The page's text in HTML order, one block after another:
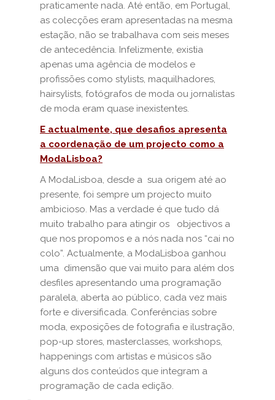
praticamente nada. Até então, em Portugal,
as colecções eram apresentadas na mesma
estação, não se trabalhava com seis meses
de antecedência. Infelizmente, existia
apenas uma agência de modelos e
profissões como stylists, maquilhadores,
hairsylists, fotógrafos de moda ou jornalistas
de moda eram quase inexistentes.
E actualmente, que desafios apresenta
a coordenação de um projecto como a
ModaLisboa?
A ModaLisboa, desde a sua origem até ao
presente, foi sempre um projecto muito
ambicioso. Mas a verdade é que tudo dá
muito trabalho para atingir os objectivos a
que nos propomos e a nós nada nos “cai no
colo”. Actualmente, a ModaLisboa ganhou
uma dimensão que vai muito para além dos
desfiles apresentando uma programação
paralela, aberta ao público, cada vez mais
forte e diversificada. Conferências sobre
moda, exposições de fotografia e ilustração,
pop-up stores, masterclasses, workshops,
happenings com artistas e músicos são
alguns dos conteúdos que integram a
programação de cada edição.